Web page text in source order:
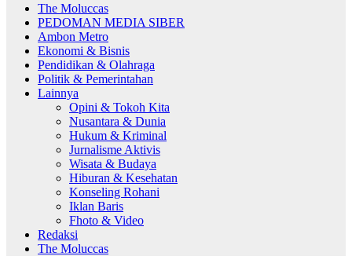
The Moluccas
PEDOMAN MEDIA SIBER
Ambon Metro
Ekonomi & Bisnis
Pendidikan & Olahraga
Politik & Pemerintahan
Lainnya
Opini & Tokoh Kita
Nusantara & Dunia
Hukum & Kriminal
Jurnalisme Aktivis
Wisata & Budaya
Hiburan & Kesehatan
Konseling Rohani
Iklan Baris
Fhoto & Video
Redaksi
The Moluccas